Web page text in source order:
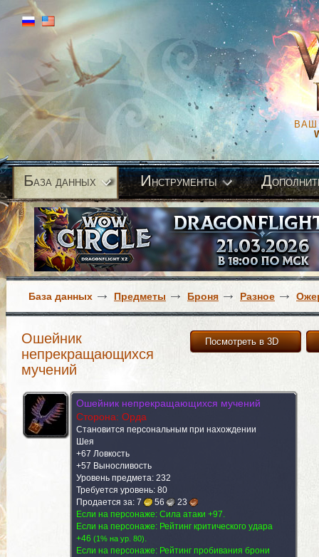
ВАШ
База данных Инструменты Д
База данных Предметы Броня Разное
Посмотреть в 3D
Ошейник
непрекращающихся
мучений
Ошейник непрекращающихся мучений
Сторона: Орда
Становится персональным при нахождении
Шея
+67 Ловкость
+57 Выносливость
Уровень предмета: 232
Требуется уровень: 80
Продается за: 7 56
23
Если на персонаже: Сила атаки +97.
Если на персонаже: Рейтинг критического удара
+46 (1% на yp. 80).
Если на персонаже: Рейтинг пробивания брони
Добывается с (1) Распыляется на (1)